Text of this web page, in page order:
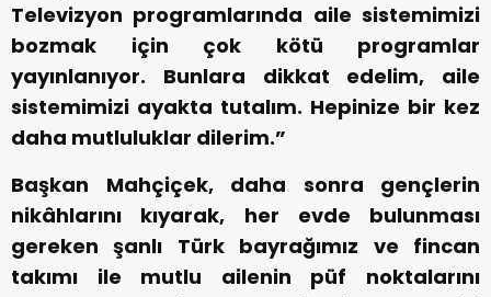
Televizyon programlarında aile sistemimizi
bozmak için çok kötü programlar
yayınlanıyor. Bunlara dikkat edelim, aile
sistemimizi ayakta tutalım. Hepinize bir kez
daha mutluluklar dilerim.”
Başkan Mahçiçek, daha sonra gençlerin
nikâhlarını kıyarak, her evde bulunması
gereken şanlı Türk bayrağımız ve fincan
takımı ile mutlu ailenin püf noktalarını